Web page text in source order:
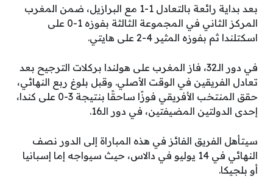
بعد بداية رائعة بالتعادل 1-1 مع البرازيل، ضمن المغرب
المركز الثاني في المجموعة الثالثة بفوزه 1-0 على
اسكتلندا ثم بفوزه المثير 4-2 على هايتي.
في دور الـ32، فاز المغرب على هولندا بركلات الترجيح بعد
تعادل الفريقين في الوقت الأصلي. وقبل بلوغ ربع النهائي،
حقق المنتخب الأفريقي فوزًا ساحقًا بنتيجة 3-0 على كندا،
إحدى الدولتين المضيفتين، في دور الـ16.
سيتأهل الفريق الفائز في هذه المباراة إلى الدور نصف
النهائي في 14 يوليو في دالاس، حيث سيواجه إما إسبانيا
أو بلجيكا.